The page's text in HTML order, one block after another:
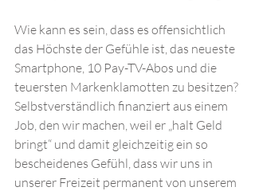
Wie kann es sein, dass es offensichtlich
das Höchste der Gefühle ist, das neueste
Smartphone, 10 Pay-TV-Abos und die
teuersten Markenklamotten zu besitzen?
Selbstverständlich finanziert aus einem
Job, den wir machen, weil er „halt Geld
bringt“ und damit gleichzeitig ein so
bescheidenes Gefühl, dass wir uns in
unserer Freizeit permanent von unserem